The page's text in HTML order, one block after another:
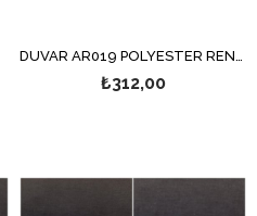
DUVAR AR019 POLYESTER RENSO
₺312,00